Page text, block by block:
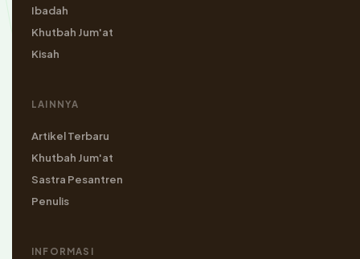
Ibadah
Khutbah Jum'at
Kisah
LAINNYA
Artikel Terbaru
Khutbah Jum'at
Sastra Pesantren
Penulis
INFORMASI